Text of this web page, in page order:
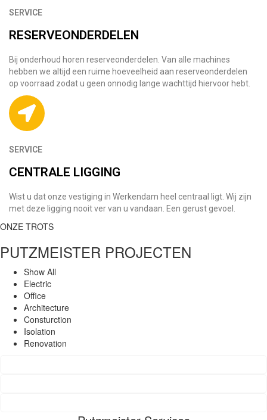
SERVICE
RESERVEONDERDELEN
Bij onderhoud horen reserveonderdelen. Van alle machines
hebben we altijd een ruime hoeveelheid aan reserveonderdelen
op voorraad zodat u geen onnodig lange wachttijd hiervoor hebt.
SERVICE
CENTRALE LIGGING
Wist u dat onze vestiging in Werkendam heel centraal ligt. Wij zijn
met deze ligging nooit ver van u vandaan. Een gerust gevoel.
ONZE TROTS
PUTZMEISTER PROJECTEN
Show All
Electric
Office
Architecture
Consturction
Isolation
Renovation